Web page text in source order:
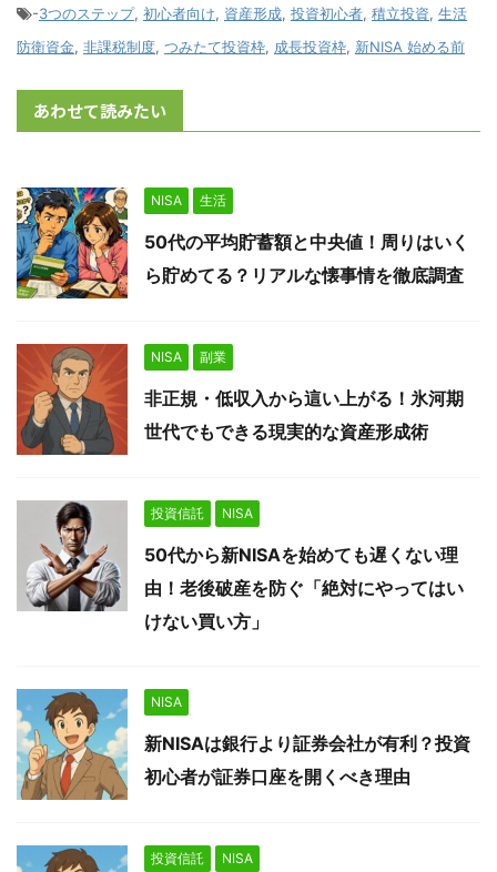
-3つのステップ, 初心者向け, 資産形成, 投資初心者, 積立投資, 生活
防衛資金, 非課税制度, つみたて投資枠, 成長投資枠, 新NISA 始める前
あわせて読みたい
NISA 生活
50代の平均貯蓄額と中央値！周りはいく
ら貯めてる？リアルな懐事情を徹底調査
NISA 副業
非正規・低収入から這い上がる！氷河期
世代でもできる現実的な資産形成術
投資信託 NISA
50代から新NISAを始めても遅くない理
由！老後破産を防ぐ「絶対にやってはい
けない買い方」
NISA
新NISAは銀行より証券会社が有利？投資
初心者が証券口座を開くべき理由
投資信託 NISA